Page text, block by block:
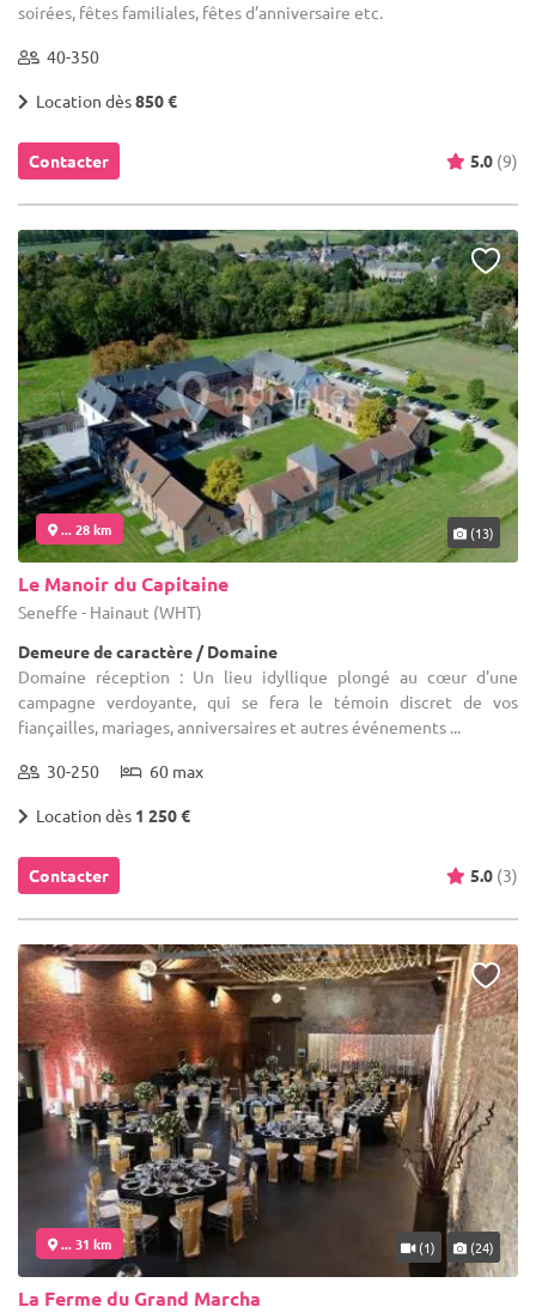
soirées, fêtes familiales, fêtes d’anniversaire etc.
40-350
Location dès850 €
Contacter 5.0 (9)
... 28 km (13)
Le Manoir du Capitaine
Seneffe - Hainaut (WHT)
Demeure de caractère / Domaine
Domaine réception : Un lieu idyllique plongé au cœur d'une
campagne verdoyante, qui se fera le témoin discret de vos
fiançailles, mariages, anniversaires et autres événements ...
30-250 60 max
Location dès 1 250 €
Contacter 5.0 (3)
... 31 km (1) (24)
La Ferme du Grand Marcha